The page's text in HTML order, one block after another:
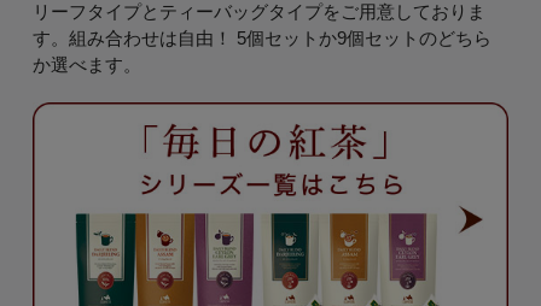
リーフタイプとティーバッグタイプをご用意しておりま
す。組み合わせは自由！ 5個セットか9個セットのどちら
か選べます。